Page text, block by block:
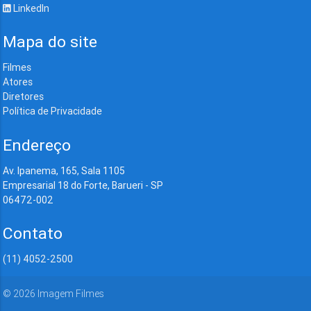
LinkedIn
Mapa do site
Filmes
Atores
Diretores
Política de Privacidade
Endereço
Av. Ipanema, 165, Sala 1105
Empresarial 18 do Forte, Barueri - SP
06472-002
Contato
(11) 4052-2500
© 2026 Imagem Filmes